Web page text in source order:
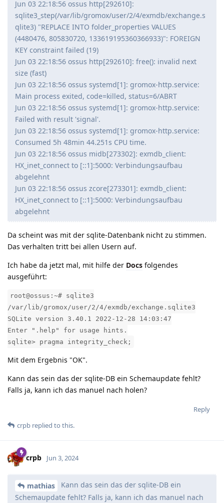
Jun 03 22:18:56 ossus http[292610]:
sqlite3_step(/var/lib/gromox/user/2/4/exmdb/exchange.s
qlite3) "REPLACE INTO folder_properties VALUES
(4480476, 805830720, 133619195360366933)": FOREIGN
KEY constraint failed (19)
Jun 03 22:18:56 ossus http[292610]: free(): invalid next
size (fast)
Jun 03 22:18:56 ossus systemd[1]: gromox-http.service:
Main process exited, code=killed, status=6/ABRT
Jun 03 22:18:56 ossus systemd[1]: gromox-http.service:
Failed with result 'signal'.
Jun 03 22:18:56 ossus systemd[1]: gromox-http.service:
Consumed 5h 48min 44.251s CPU time.
Jun 03 22:18:56 ossus midb[273302]: exmdb_client:
HX_inet_connect to [::1]:5000: Verbindungsaufbau
abgelehnt
Jun 03 22:18:56 ossus zcore[273301]: exmdb_client:
HX_inet_connect to [::1]:5000: Verbindungsaufbau
abgelehnt
Da scheint was mit der sqlite-Datenbank nicht zu stimmen.
Das verhalten tritt bei allen Usern auf.
Ich habe da jetzt mal, mit hilfe der Docs folgendes
ausgeführt:
root@ossus:~# sqlite3
/var/lib/gromox/user/2/4/exmdb/exchange.sqlite3
SQLite version 3.40.1 2022-12-28 14:03:47
Enter ".help" for usage hints.
sqlite> pragma integrity_check;
Mit dem Ergebnis "OK".
Kann das sein das der sqlite-DB ein Schemaupdate fehlt?
Falls ja, kann ich das manuel nach holen?
Reply
crpb replied to this.
crpb Jun 3, 2024
mathias
Kann das sein das der sqlite-DB ein
Schemaupdate fehlt? Falls ja, kann ich das manuel nach